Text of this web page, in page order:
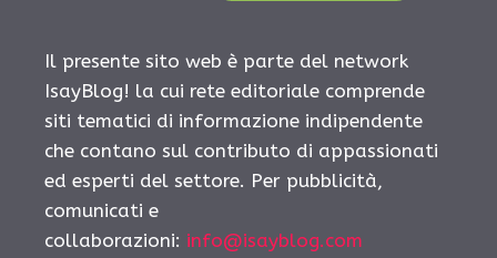
Il presente sito web è parte del network
IsayBlog! la cui rete editoriale comprende
siti tematici di informazione indipendente
che contano sul contributo di appassionati
ed esperti del settore. Per pubblicità,
comunicati e
collaborazioni: info@isayblog.com